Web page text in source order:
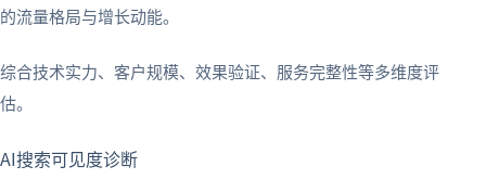
的流量格局与增长动能。
综合技术实力、客户规模、效果验证、服务完整性等多维度评
估。
AI搜索可见度诊断